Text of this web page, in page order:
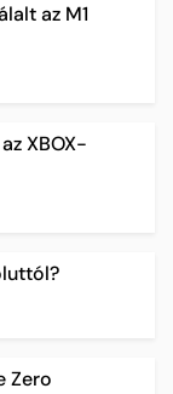
az M1
XBOX-
Zero